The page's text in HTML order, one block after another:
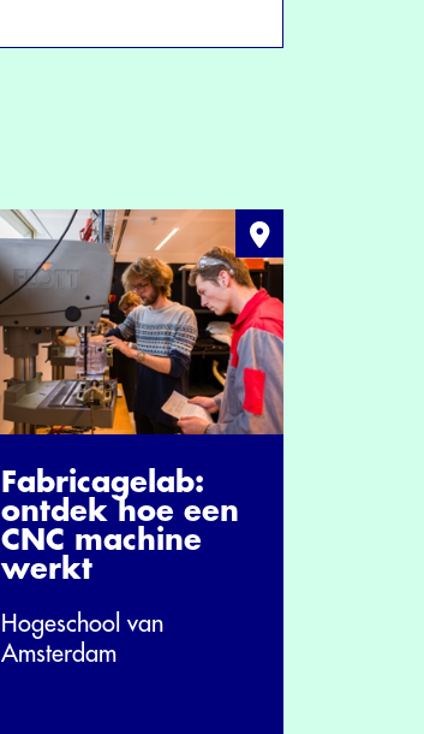
Fabricagelab:
ontdek hoe een
CNC machine
werkt
Hogeschool van
Amsterdam